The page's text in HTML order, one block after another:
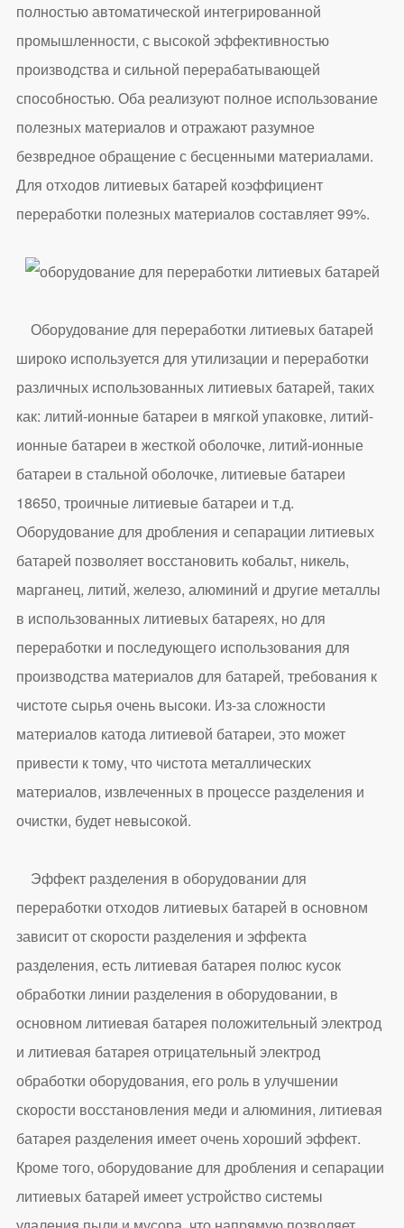
полностью автоматической интегрированной
промышленности, с высокой эффективностью
производства и сильной перерабатывающей
способностью. Оба реализуют полное использование
полезных материалов и отражают разумное
безвредное обращение с бесценными материалами.
Для отходов литиевых батарей коэффициент
переработки полезных материалов составляет 99%.
Оборудование для переработки литиевых батарей
широко используется для утилизации и переработки
различных использованных литиевых батарей, таких
как: литий-ионные батареи в мягкой упаковке, литий-
ионные батареи в жесткой оболочке, литий-ионные
батареи в стальной оболочке, литиевые батареи
18650, троичные литиевые батареи и т.д.
Оборудование для дробления и сепарации литиевых
батарей позволяет восстановить кобальт, никель,
марганец, литий, железо, алюминий и другие металлы
в использованных литиевых батареях, но для
переработки и последующего использования для
производства материалов для батарей, требования к
чистоте сырья очень высоки. Из-за сложности
материалов катода литиевой батареи, это может
привести к тому, что чистота металлических
материалов, извлеченных в процессе разделения и
очистки, будет невысокой.
Эффект разделения в оборудовании для
переработки отходов литиевых батарей в основном
зависит от скорости разделения и эффекта
разделения, есть литиевая батарея полюс кусок
обработки линии разделения в оборудовании, в
основном литиевая батарея положительный электрод
и литиевая батарея отрицательный электрод
обработки оборудования, его роль в улучшении
скорости восстановления меди и алюминия, литиевая
батарея разделения имеет очень хороший эффект.
Кроме того, оборудование для дробления и сепарации
литиевых батарей имеет устройство системы